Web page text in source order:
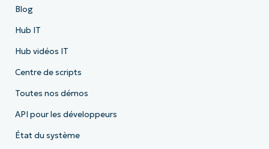
Blog
Hub IT
Hub vidéos IT
Centre de scripts
Toutes nos démos
API pour les développeurs
État du système